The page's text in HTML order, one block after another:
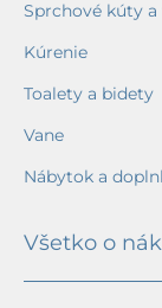
Sprchové kúty a
Kúrenie
Toalety a bidety
Vane
Nábytok a
Všetko o